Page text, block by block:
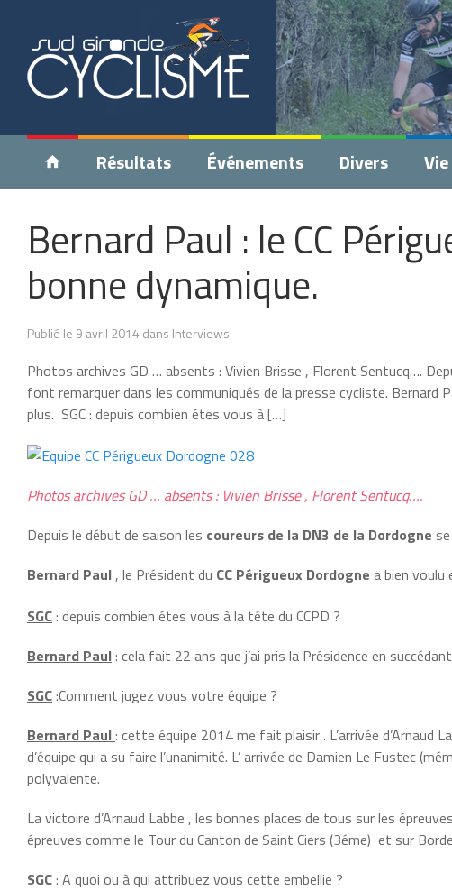
Résultats Événements Divers
Bernard Paul : le CC
bonne dynamique.
Publié le 9 avril 2014 dans Interviews
Photos archives GD … absents : Vivien Brisse , Florent Sentucq….
font remarquer dans les communiqués de la presse cycliste. Bernard
plus. SGC : depuis combien étes vous à […]
Photos archives GD … absents : Vivien Brisse , Florent Sentucq….
Depuis le début de saison les coureurs de la DN3 de la Dordogne
Bernard Paul, le Président du CC Périgueux Dordogne a bien voulu
SGC: depuis combien étes vous à la téte du CCPD ?
Bernard Paul: cela fait 22 ans que j’ai pris la Présidence en
SGC:Comment jugez vous votre équipe ?
Bernard Paul: cette équipe 2014 me fait plaisir . L’arrivée d’Arnaud
d’équipe qui a su faire l’unanimité. L’ arrivée de Damien Le Fustec
polyvalente.
La victoire d’Arnaud Labbe , les bonnes places de tous sur les
épreuves comme le Tour du Canton de Saint Ciers (3éme) et sur
SGC: A quoi ou à qui attribuez vous cette embellie ?